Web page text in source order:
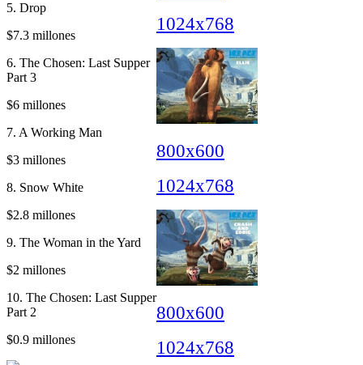
5. Drop
$7.3 millones
6. The Chosen: Last Supper
Part 3
$6 millones
7. A Working Man
$3 millones
8. Snow White
$2.8 millones
9. The Woman in the Yard
$2 millones
10. The Chosen: Last Supper
Part 2
$0.9 millones
1024x768
800x600
1024x768
800x600
1024x768